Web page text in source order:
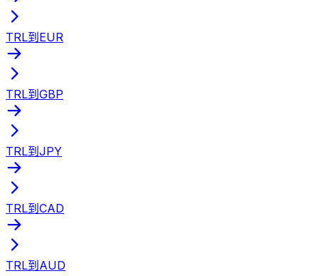
TRL到EUR
TRL到GBP
TRL到JPY
TRL到CAD
TRL到AUD